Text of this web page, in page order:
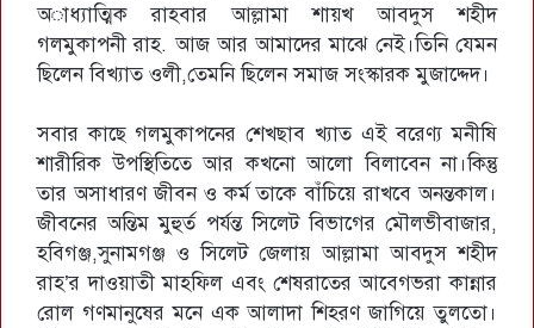
অাধ্যাত্মিক রাহবার আল্লামা শায়্খ আবদুস শহীদ
গলমুকাপনী রাহ. আজ আর আমাদের মাঝে নেই।তিনি যেমন
ছিলেন বিখ্যাত ওলী,তেমনি ছিলেন সমাজ সংস্কারক মুজাদ্দেদ।
সবার কাছে গলমুকাপনের শেখছাব খ্যাত এই বরেণ্য মনীষি
শারীরিক উপস্থিতিতে আর কখনো আলো বিলাবেন না।কিন্তু
তার অসাধারণ জীবন ও কর্ম তাকে বাঁচিয়ে রাখবে অনন্তকাল।
জীবনের অন্তিম মুহুর্ত পর্যন্ত সিলেট বিভাগের মৌলভীবাজার,
হবিগঞ্জ,সুনামগঞ্জ ও সিলেট জেলায় আল্লামা আবদুস শহীদ
রাহ’র দাওয়াতী মাহফিল এবং শেষরাতের আবেগভরা কান্নার
রোল গণমানুষের মনে এক আলাদা শিহরণ জাগিয়ে তুলতো।